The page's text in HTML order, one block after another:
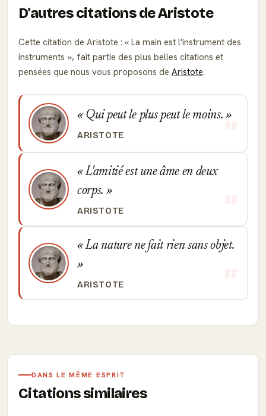
D'autres citations de Aristote
Cette citation de Aristote :
La main est l'instrument des
instruments
, fait partie des plus belles citations et
pensées que nous vous proposons de Aristote.
Qui peut le plus peut le moins.
ARISTOTE
L'amitié est une âme en deux
corps.
ARISTOTE
La nature ne fait rien sans objet.
ARISTOTE
DANS LE MÊME ESPRIT
Citations similaires